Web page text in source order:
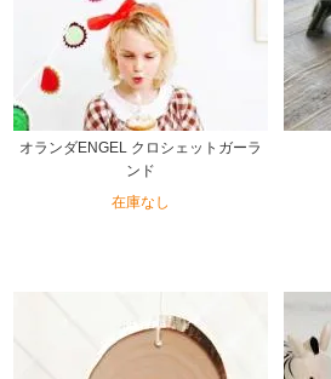
オランダENGEL クロシェットガーラ
ンド
在庫なし